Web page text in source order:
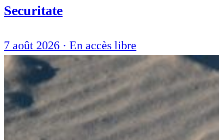
Securitate
7 août 2026 · En accès libre